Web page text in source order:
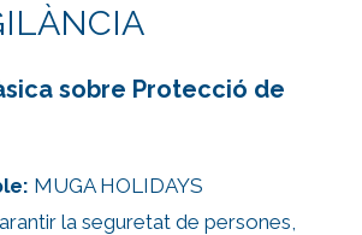
sobre Protecció de
MUGA HOLIDAYS
la seguretat de persones,